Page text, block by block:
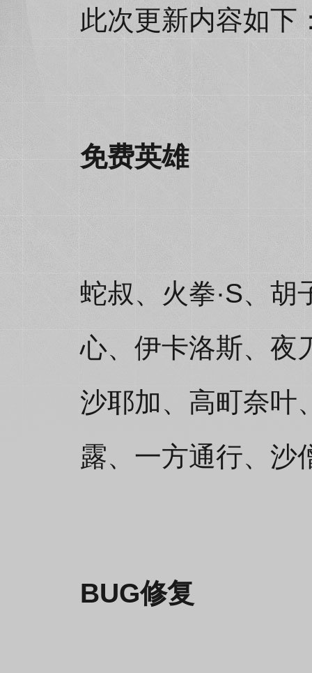
此次更新内容如下
免费英雄
蛇叔、火拳·S、
心、伊卡洛斯、夜
沙耶加、高町奈叶
露、一方通行、沙
BUG修复